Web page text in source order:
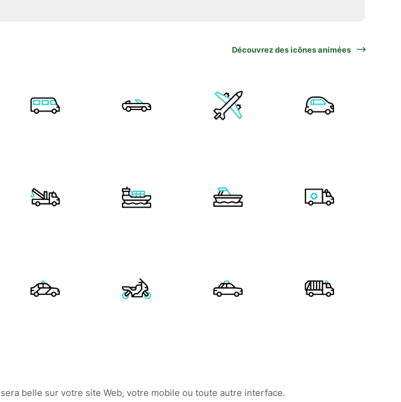
Découvrez des icônes animées
belle sur votre site Web, votre mobile ou toute autre interface.